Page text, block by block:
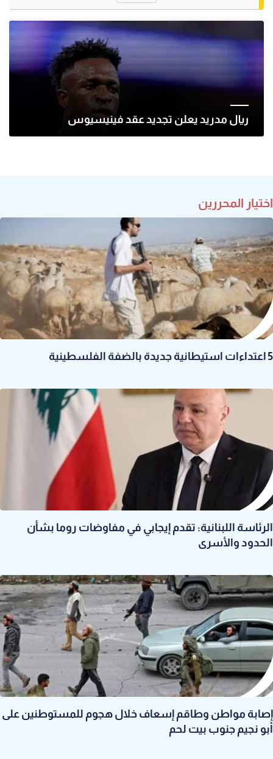
ريال مدريد يعلن تجديد عقد فينيسيوس
اختيار المحررين
5 اعتداءات استيطانية جديدة بالضفة الفلسطينية
الرئاسة اللبنانية: تقدم إيجابي في مفاوضات روما بشأن
الحدود والأسرى
إصابة مواطن وطاقم إسعاف خلال هجوم للمستوطنين على
أبو نجيم جنوب بيت لحم